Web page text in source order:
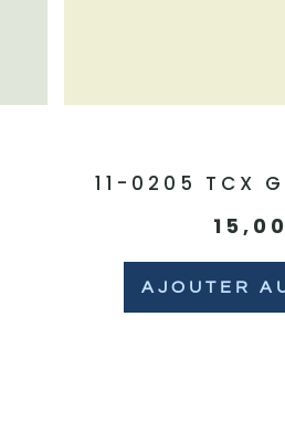
11-0205 TCX
15,00
AJOUTER